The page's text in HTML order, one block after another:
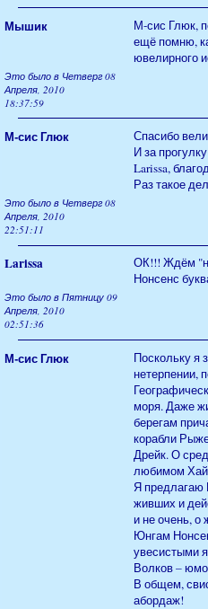
Мышик
М-сис Глюк,
ещё помню,
ювелирного
Это было в Четверг 08
Апреля, 2010
18:37:59
М-сис Глюк
Спасибо
И за
Larissa,
Раз такое
Это было в Четверг 08
Апреля, 2010
22:51:11
Larissa
ОК!!! Ждём
Нонсенс
Это было в Пятницу 09
Апреля, 2010
02:51:36
М-сис Глюк
Поскольку я
нетерпении,
моря. Даже
берегам
корабли
Дрейк. О
любимом
Я предлагаю
живших и
и не очень, о
Юнгам
увесистыми
Волков –
В общем,
абордаж!